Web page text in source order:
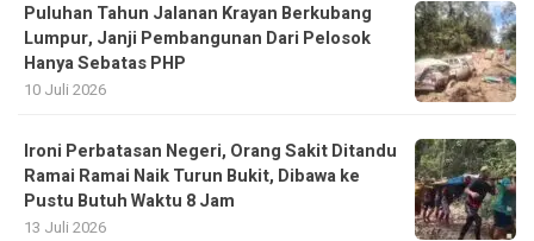
Puluhan Tahun Jalanan Krayan Berkubang
Lumpur, Janji Pembangunan Dari Pelosok
Hanya Sebatas PHP
10 Juli 2026
Ironi Perbatasan Negeri, Orang Sakit Ditandu
Ramai Ramai Naik Turun Bukit, Dibawa ke
Pustu Butuh Waktu 8 Jam
13 Juli 2026